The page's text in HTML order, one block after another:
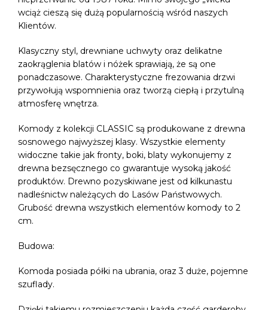
wciąż cieszą się dużą popularnością wśród naszych
Klientów.
Klasyczny styl, drewniane uchwyty oraz delikatne
zaokrąglenia blatów i nóżek sprawiają, że są one
ponadczasowe. Charakterystyczne frezowania drzwi
przywołują wspomnienia oraz tworzą ciepłą i przytulną
atmosferę wnętrza.
Komody z kolekcji CLASSIC są produkowane z drewna
sosnowego najwyższej klasy. Wszystkie elementy
widoczne takie jak fronty, boki, blaty wykonujemy z
drewna bezsęcznego co gwarantuje wysoką jakość
produktów. Drewno pozyskiwane jest od kilkunastu
nadleśnictw należących do Lasów Państwowych.
Grubość drewna wszystkich elementów komody to 2
cm.
Budowa:
Komoda posiada półki na ubrania, oraz 3 duże, pojemne
szuflady.